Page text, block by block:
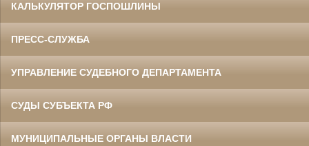
КАЛЬКУЛЯТОР ГОСПОШЛИНЫ
ПРЕСС-СЛУЖБА
УПРАВЛЕНИЕ СУДЕБНОГО ДЕПАРТАМЕНТА
СУДЫ СУБЪЕКТА РФ
МУНИЦИПАЛЬНЫЕ ОРГАНЫ ВЛАСТИ